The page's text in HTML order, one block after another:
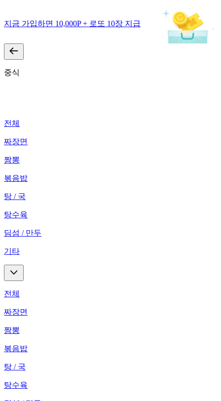
지금 가입하면 10,000P + 로또 10장 지급
중식
전체
짜장면
짬뽕
볶음밥
탕 / 국
탕수육
딤섬 / 만두
기타
전체
짜장면
짬뽕
볶음밥
탕 / 국
탕수육